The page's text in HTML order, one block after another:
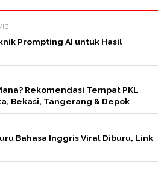
Prompting AI untuk Hasil
Rekomendasi Tempat PKL
Bekasi, Tangerang & Depok
Bahasa Inggris Viral Diburu, Link